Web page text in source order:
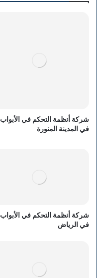
شركة أنظمة التحكم في الأبواب
في المدينة المنورة
شركة أنظمة التحكم في الأبواب
في الرياض